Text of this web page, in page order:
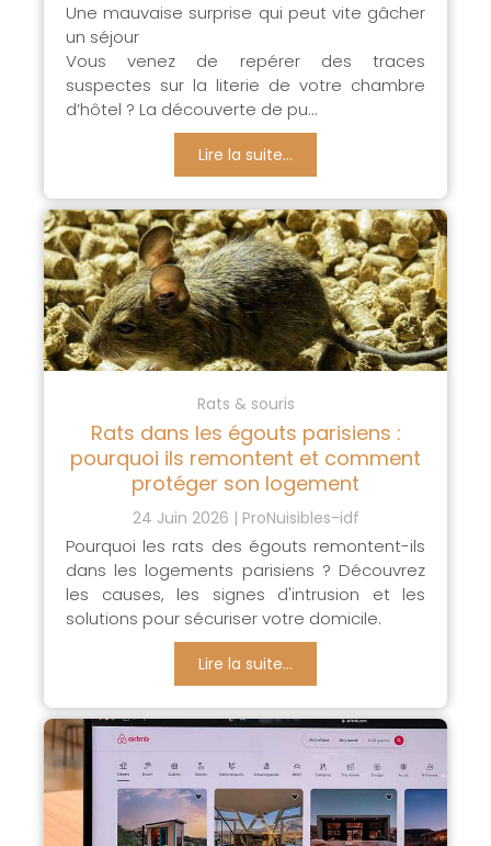
Une mauvaise surprise qui peut vite gâcher
un séjour
Vous venez de repérer des traces
suspectes sur la literie de votre chambre
d’hôtel ? La découverte de pu...
Lire la suite...
Rats & souris
Rats dans les égouts parisiens :
pourquoi ils remontent et comment
protéger son logement
24 Juin 2026 ProNuisibles-idf
Pourquoi les rats des égouts remontent-ils
dans les logements parisiens ? Découvrez
les causes, les signes d'intrusion et les
solutions pour sécuriser votre domicile.
Lire la suite...